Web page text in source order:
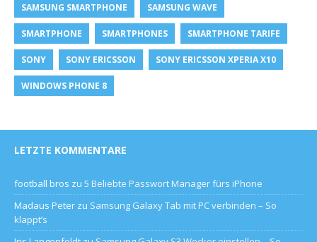
SAMSUNG SMARTPHONE SAMSUNG WAVE
SMARTPHONE SMARTPHONES SMARTPHONE TARIFE
SONY SONY ERICSSON SONY ERICSSON XPERIA X10
WINDOWS PHONE 8
LETZTE KOMMENTARE
football bros zu 5 Beliebte Passwort Manager fürs iPhone
Madaus Peter zu Samsung Galaxy Tab mit PC verbinden – So
klappt’s